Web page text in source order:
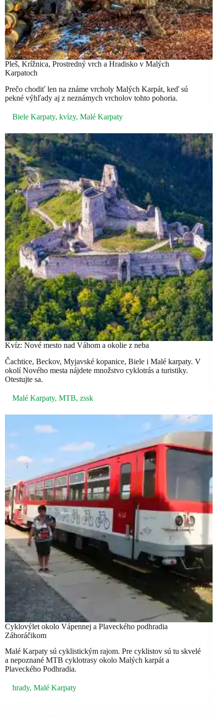
Pleš, Krížnica, Prostredný vrch a Hradisko v Malých
Karpatoch
Prečo chodiť len na známe vrcholy Malých Karpát, keď sú
pekné výhľady aj z neznámych vrcholov tohto pohoria.
Biele Karpaty, kvízy, Malé Karpaty
Kvíz: Nové mesto nad Váhom a okolie z neba
Čachtice, Beckov, Myjavské kopanice, Biele i Malé karpaty. V
okolí Nového mesta nájdete množstvo cyklotrás a turistiky.
Otestujte sa.
Malé Karpaty, MTB, zssk
Cyklovýlet okolo Vápennej a Plaveckého podhradia
Záhoráčikom
Malé Karpaty sú cyklistickým rajom. Pre cyklistov sú tu skvelé
a nepoznané MTB cyklotrasy okolo Malých karpát a
Plaveckého Podhradia.
hrady, Malé Karpaty